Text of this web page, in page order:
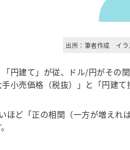
出所：筆者作成 イラ
円建て」が従、ドル/円がその
小売価格（税抜）」と「円建て
ほど「正の相関（一方が増えれ